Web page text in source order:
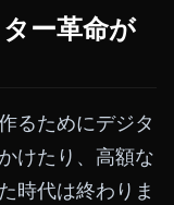
ー革命が
るためにデジタ
けたり、高額な
時代は終わりま